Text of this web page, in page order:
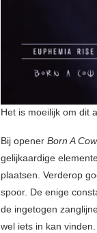
Het is moeilijk om dit
Bij opener Born A Cow
gelijkaardige
plaatsen. Verderop
spoor. De enige
de ingetogen
wel iets in kan vinden.